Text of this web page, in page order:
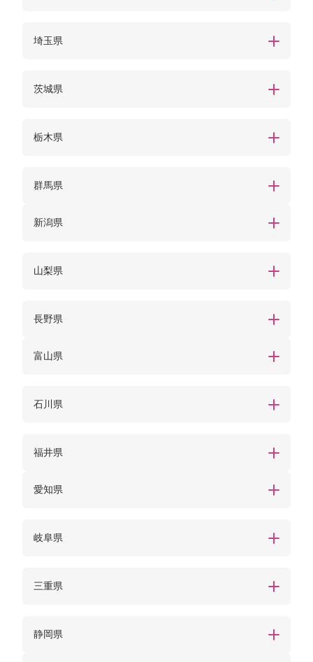
埼玉県
茨城県
栃木県
群馬県
新潟県
山梨県
長野県
富山県
石川県
福井県
愛知県
岐阜県
三重県
静岡県